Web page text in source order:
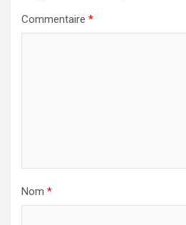
Commentaire *
Nom *